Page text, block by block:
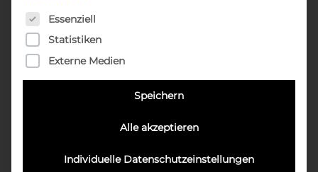
Es folgt eine Liste der Service-Gruppen, für die eine
Essenziell
Statistiken
Externe Medien
Speichern
Alle akzeptieren
Individuelle Datenschutzeinstellungen